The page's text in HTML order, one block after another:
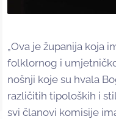
„Ova je županija koja
folklornog i
nošnji koje su hvala
različitih tipoloških i
svi članovi komisije